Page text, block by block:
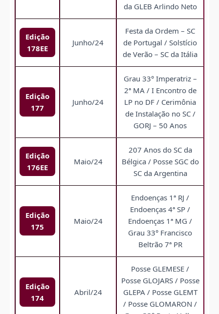
da GLEB Arlindo Neto
Edição
178EE
Junho/24
Festa da Ordem – SC
de Portugal / Solstício
de Verão – SC da Itália
Edição
177
Junho/24
Grau 33° Imperatriz –
2ª MA / I Encontro de
LP no DF / Cerimônia
de Instalação no SC /
GORJ – 50 Anos
Edição
176EE
Maio/24
207 Anos do SC da
Bélgica / Posse SGC do
SC da Argentina
Edição
175
Maio/24
Endoenças 1ª RJ /
Endoenças 4ª SP /
Endoenças 1ª MG /
Grau 33° Francisco
Beltrão 7ª PR
Edição
174
Abril/24
Posse GLEMESE /
Posse GLOJARS / Posse
GLEPA / Posse GLEMT
/ Posse GLOMARON /